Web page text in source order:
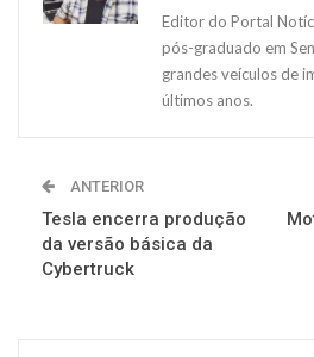
Editor do Portal
pós-graduado em
grandes veículos de
últimos anos.
ANTERIOR
Tesla encerra produção
da versão básica da
Cybertruck